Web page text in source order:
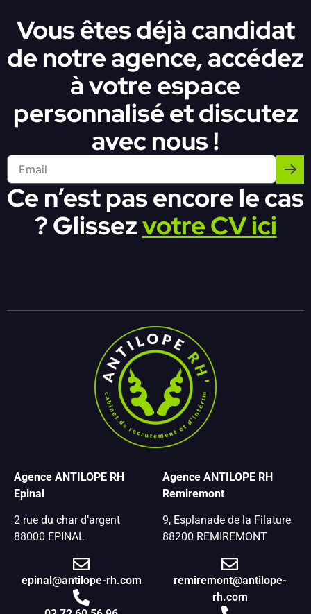
Vous êtes déjà candidat
de notre agence, accédez
à votre espace
personnalisé et discutez
avec nous !
Ce n’est pas encore le cas
? Glissezvotre CV ici
Agence ANTILOPE RH
Epinal
2 rue du char d’argent
88000 EPINAL
epinal@antilope-rh.com
Agence ANTILOPE RH
Remiremont
9, Esplanade de la Filature
88200 REMIREMONT
remiremont@antilope-
rh.com